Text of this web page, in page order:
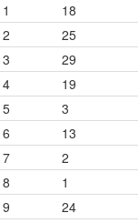
1
18
2
25
3
29
4
19
5
3
6
13
7
2
8
1
9
24